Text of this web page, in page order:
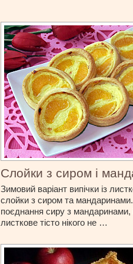
Слойки з сиром і
Зимовий варіант випічки із
слойки з сиром та
поєднання сиру з мандаринами,
листкове тісто нікого не …